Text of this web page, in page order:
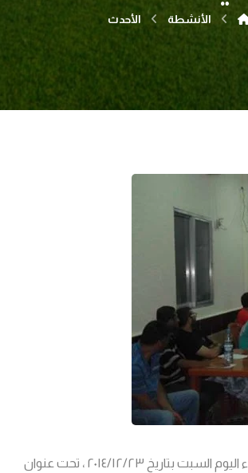
الأنشطة الأحدث
أقام منتدى الحوار العلمي والفكري والذي تشارك فيه مجموعة المقدسي ندوة علمية مساء اليوم السبت بتاريخ ٢٠١٤/١٢/٢٣ ، تحت عنوان